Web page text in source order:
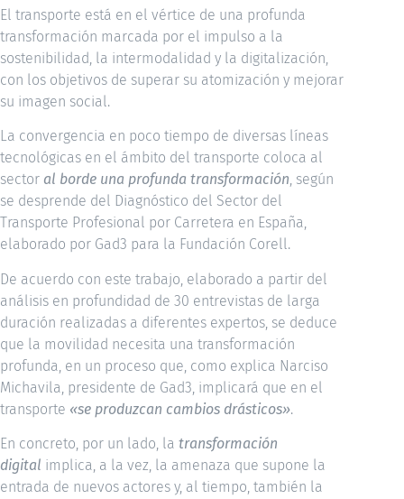
El transporte está en el vértice de una profunda
transformación marcada por el impulso a la
sostenibilidad, la intermodalidad y la digitalización,
con los objetivos de superar su atomización y mejorar
su imagen social.
La convergencia en poco tiempo de diversas líneas
tecnológicas en el ámbito del transporte coloca al
sector al borde una profunda transformación, según
se desprende del Diagnóstico del Sector del
Transporte Profesional por Carretera en España,
elaborado por Gad3 para la Fundación Corell.
De acuerdo con este trabajo, elaborado a partir del
análisis en profundidad de 30 entrevistas de larga
duración realizadas a diferentes expertos, se deduce
que la movilidad necesita una transformación
profunda, en un proceso que, como explica Narciso
Michavila, presidente de Gad3, implicará que en el
transporte «se produzcan cambios drásticos».
En concreto, por un lado, la transformación
digital implica, a la vez, la amenaza que supone la
entrada de nuevos actores y, al tiempo, también la